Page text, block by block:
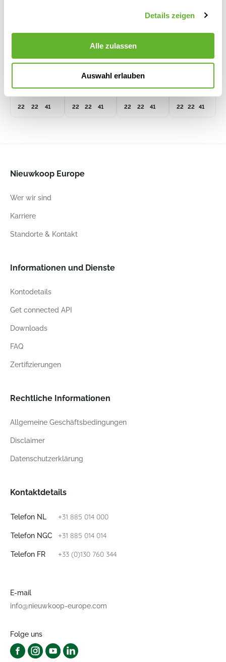
Details zeigen
Alle zulassen
Auswahl erlauben
All Inclusive
Set Scarlet
22 22 41
Cubico 22
All Inclusive
Set Weiß
6LECKU245
22 22 41
Cubico 22
All Inclusive
Set Anthrazit
6LECKU232
22 22 41 22 22 41
Nieuwkoop Europe
Wer wir sind
Karriere
Standorte & Kontakt
Informationen und Dienste
Kontodetails
Get connected API
Downloads
FAQ
Zertifizierungen
Rechtliche Informationen
Allgemeine Geschäftsbedingungen
Disclaimer
Datenschutzerklärung
Kontaktdetails
Telefon NL +31 885 014 000
Telefon NGC +31 885 014 014
Telefon FR +33 (0)130 760 344
E-mail
info@nieuwkoop-europe.com
Folge uns